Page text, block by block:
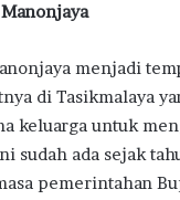
menjadi
di Tasikmalaya
keluarga untuk
sudah ada sejak
pemerintahan